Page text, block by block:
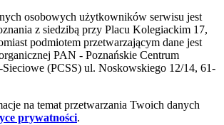
osobowych użytkowników serwisu jest
z siedzibą przy Placu Kolegiackim 17,
podmiotem przetwarzającym dane jest
PAN - Poznańskie Centrum
(PCSS) ul. Noskowskiego 12/14, 61-
na temat przetwarzania Twoich danych
prywatności.